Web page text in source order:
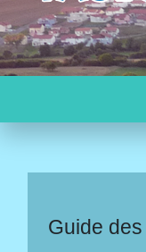
Guide